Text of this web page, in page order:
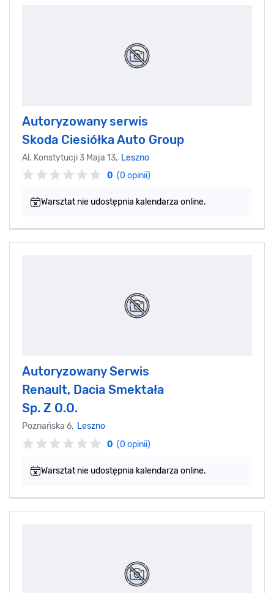
Autoryzowany serwis
Skoda Ciesiółka Auto Group
Al. Konstytucji 3 Maja 13, Leszno
0 (0 opinii)
Warsztat nie udostępnia kalendarza online.
Autoryzowany Serwis
Renault, Dacia Smektała
Sp. Z O.O.
Poznańska 6, Leszno
0 (0 opinii)
Warsztat nie udostępnia kalendarza online.